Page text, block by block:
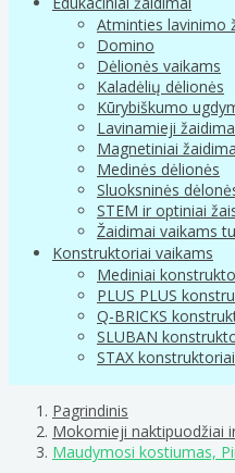
Atminties lavinimo
Domino
Dėlionės vaikams
Kaladėlių dėlionės
Kūrybiškumo
Lavinamieji
Magnetiniai
Medinės dėlionės
Sluoksninės
STEM ir optiniai
Žaidimai vaikams
Konstruktoriai vaikams
Mediniai
PLUS PLUS
Q-BRICKS
SLUBAN
STAX konstruktoriai
Pagrindinis
Mokomieji naktipuodžiai
Maudymosi kostiumas,